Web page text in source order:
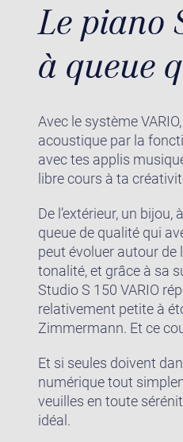
Le piano
à queue
Avec le système
acoustique par la
avec tes applis
libre cours à ta
De l’extérieur, un
queue de qualité qui
peut évoluer autour de
tonalité, et grâce à sa
Studio S 150 VARIO
relativement petite à
Zimmermann. Et ce
Et si seules doivent
numérique tout
veuilles en toute
idéal.